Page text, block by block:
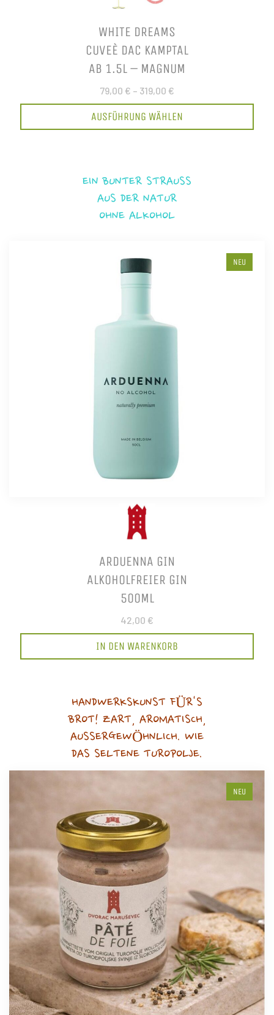
WHITE DREAMS
CUVEÈ DAC KAMPTAL
AB 1.5L – MAGNUM
79,00 € – 319,00 €
AUSFÜHRUNG WÄHLEN
EIN BUNTER STRAUSS
AUS DER NATUR
OHNE ALKOHOL
NEU
ARDUENNA GIN
ALKOHOLFREIER GIN
500ML
42,00 €
IN DEN WARENKORB
HANDWERKSKUNST FÜR'S
BROT! ZART, AROMATISCH,
AUSSERGEWÖHNLICH. WIE
DAS SELTENE TUROPOLJE.
NEU